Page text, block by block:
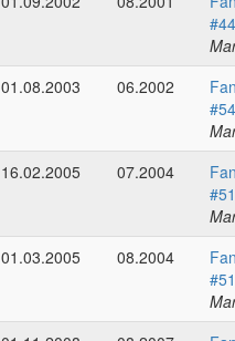
#44
01.08.2003
06.2002
#54
16.02.2005
07.2004
01.03.2005
08.2004